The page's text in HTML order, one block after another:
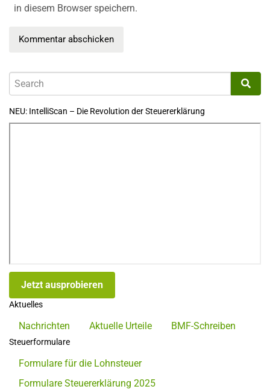
in diesem Browser speichern.
NEU: IntelliScan – Die Revolution der Steuererklärung
Jetzt ausprobieren
Aktuelles
Nachrichten Aktuelle Urteile BMF-Schreiben
Steuerformulare
Formulare für die Lohnsteuer
Formulare Steuererklärung 2025